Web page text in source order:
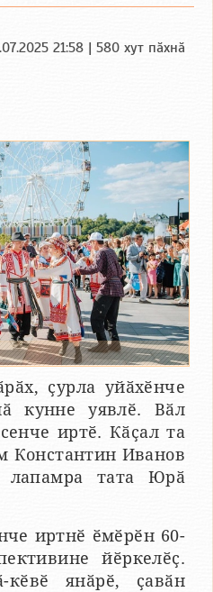
21:58 | 580 хут пӑхнӑ
ҫурла уйӑхӗнче
кунне уявлӗ. Вӑл
иртӗ. Кӑҫал та
Константин Иванов
лапамра тата Юрӑ
иртнӗ ӗмӗрӗн 60-
йӗркелӗҫ.
янӑрӗ, ҫавӑн